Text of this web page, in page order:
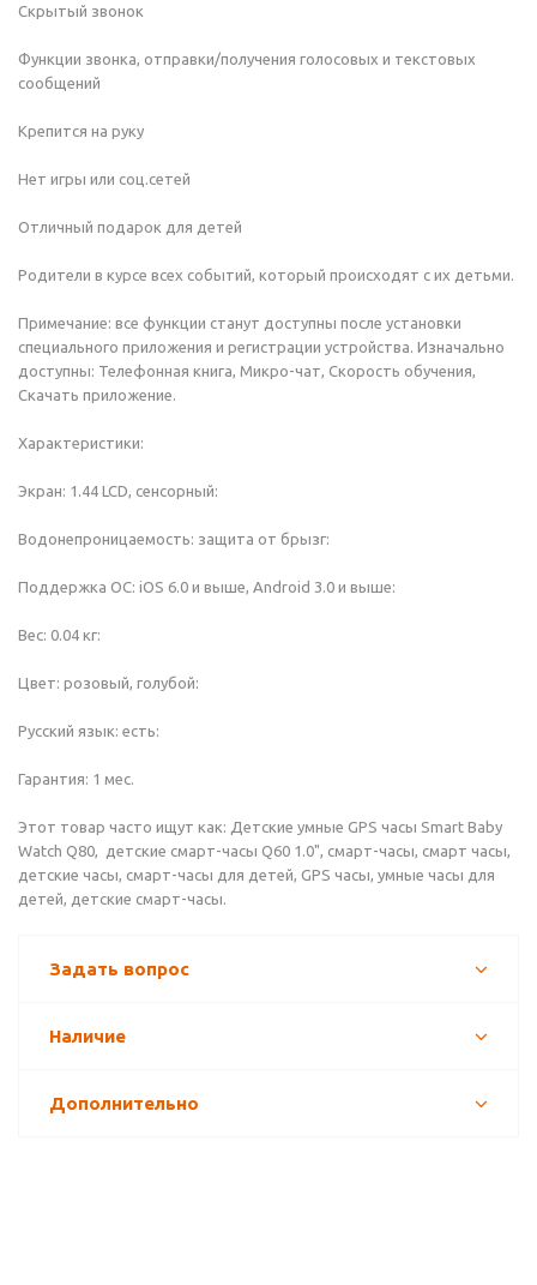
Скрытый звонок
Функции звонка, отправки/получения голосовых и текстовых
сообщений
Крепится на руку
Нет игры или соц.сетей
Отличный подарок для детей
Родители в курсе всех событий, который происходят с их детьми.
Примечание: все функции станут доступны после установки
специального приложения и регистрации устройства. Изначально
доступны: Телефонная книга, Микро-чат, Скорость обучения,
Скачать приложение.
Характеристики:
Экран: 1.44 LCD, сенсорный:
Водонепроницаемость: защита от брызг:
Поддержка ОС: iOS 6.0 и выше, Android 3.0 и выше:
Вес: 0.04 кг:
Цвет: розовый, голубой:
Русский язык: есть:
Гарантия: 1 мес.
Этот товар часто ищут как: Детские умные GPS часы Smart Baby
Watch Q80, детские смарт-часы Q60 1.0", смарт-часы, смарт часы,
детские часы, смарт-часы для детей, GPS часы, умные часы для
детей, детские смарт-часы.
Задать вопрос
Наличие
Дополнительно